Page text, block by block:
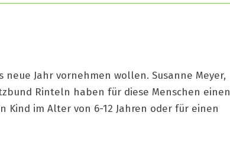
Jahr vornehmen wollen. Susanne Meyer,
Rinteln haben für diese Menschen einen
Kind im Alter von 6-12 Jahren oder für einen